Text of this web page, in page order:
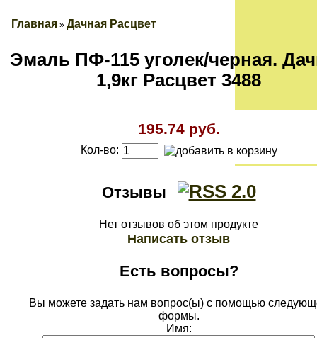
Главная » Дачная Расцвет
Эмаль ПФ-115 уголек/черная.
1,9кг Расцвет 3488
195.74 руб.
Кол-во:
Отзывы
Нет отзывов об этом продукте
Написать отзыв
Есть вопросы?
Вы можете задать нам вопрос(ы) с помощью
формы.
Имя: